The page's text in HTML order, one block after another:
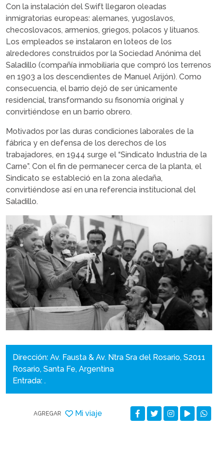
Con la instalación del Swift llegaron oleadas
inmigratorias europeas: alemanes, yugoslavos,
checoslovacos, armenios, griegos, polacos y lituanos.
Los empleados se instalaron en loteos de los
alrededores construidos por la Sociedad Anónima del
Saladillo (compañía inmobiliaria que compró los terrenos
en 1903 a los descendientes de Manuel Arijón). Como
consecuencia, el barrio dejó de ser únicamente
residencial, transformando su fisonomía original y
convirtiéndose en un barrio obrero.
Motivados por las duras condiciones laborales de la
fábrica y en defensa de los derechos de los
trabajadores, en 1944 surge el “Sindicato Industria de la
Carne”. Con el fin de permanecer cerca de la planta, el
Sindicato se estableció en la zona aledaña,
convirtiéndose así en una referencia institucional del
Saladillo.
Dirección: Av. Fausta & Av. Ntra Sra del Rosario, S2011
Rosario, Santa Fe, Argentina
Entrada: .
AGREGAR Mi viaje